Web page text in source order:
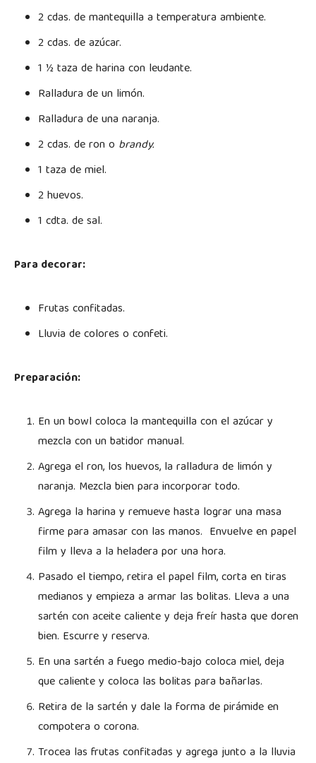
2 cdas. de mantequilla a temperatura ambiente.
2 cdas. de azúcar.
1 ½ taza de harina con leudante.
Ralladura de un limón.
Ralladura de una naranja.
2 cdas. de ron o brandy.
1 taza de miel.
2 huevos.
1 cdta. de sal.
Para decorar:
Frutas confitadas.
Lluvia de colores o confeti.
Preparación:
En un bowl coloca la mantequilla con el azúcar y
mezcla con un batidor manual.
Agrega el ron, los huevos, la ralladura de limón y
naranja. Mezcla bien para incorporar todo.
Agrega la harina y remueve hasta lograr una masa
firme para amasar con las manos. Envuelve en papel
film y lleva a la heladera por una hora.
Pasado el tiempo, retira el papel film, corta en tiras
medianos y empieza a armar las bolitas. Lleva a una
sartén con aceite caliente y deja freír hasta que doren
bien. Escurre y reserva.
En una sartén a fuego medio-bajo coloca miel, deja
que caliente y coloca las bolitas para bañarlas.
Retira de la sartén y dale la forma de pirámide en
compotera o corona.
Trocea las frutas confitadas y agrega junto a la lluvia